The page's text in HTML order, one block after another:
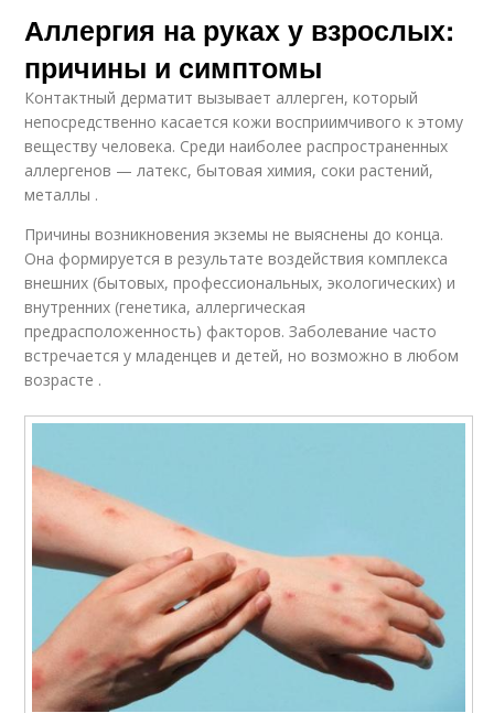
Аллергия на руках у взрослых:
причины и симптомы
Контактный дерматит вызывает аллерген, который
непосредственно касается кожи восприимчивого к этому
веществу человека. Среди наиболее распространенных
аллергенов — латекс, бытовая химия, соки растений,
металлы .
Причины возникновения экземы не выяснены до конца.
Она формируется в результате воздействия комплекса
внешних (бытовых, профессиональных, экологических) и
внутренних (генетика, аллергическая
предрасположенность) факторов. Заболевание часто
встречается у младенцев и детей, но возможно в любом
возрасте .